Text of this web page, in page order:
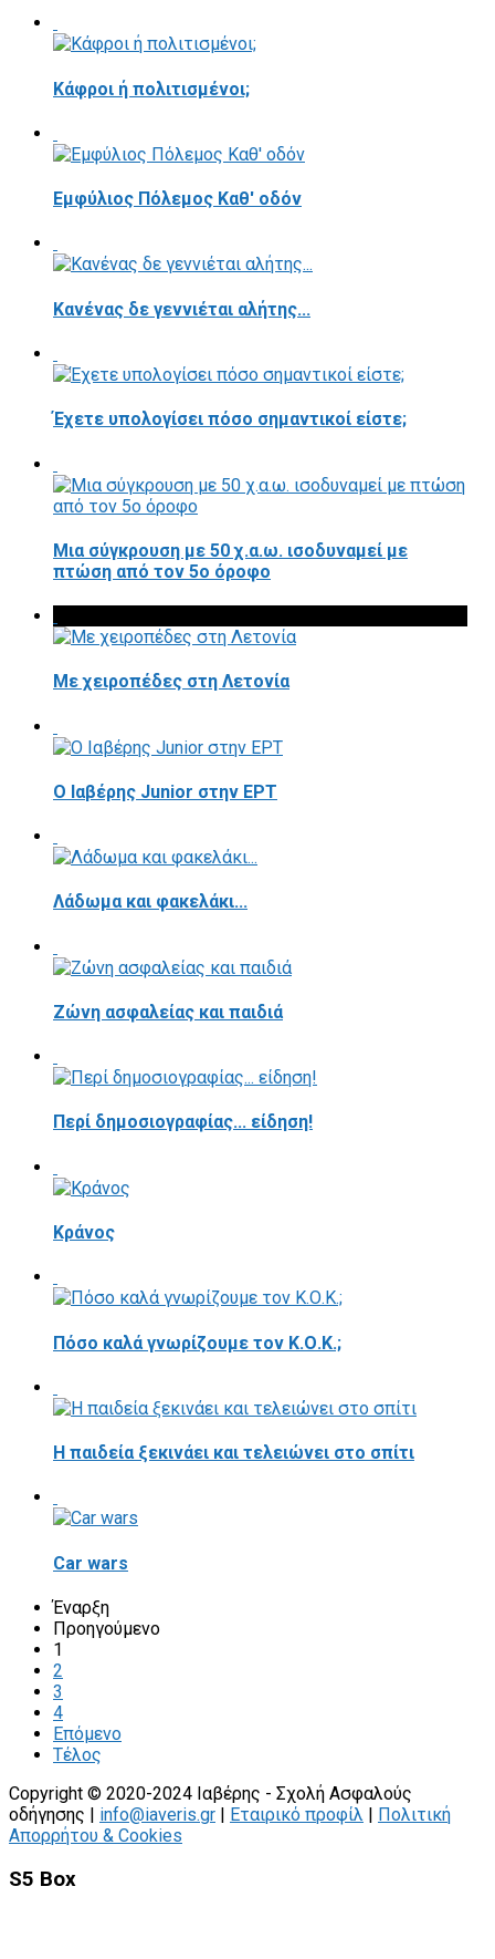
Κάφροι ή πολιτισμένοι;
Εμφύλιος Πόλεμος Καθ' οδόν
Κανένας δε γεννιέται αλήτης...
Έχετε υπολογίσει πόσο σημαντικοί είστε;
Μια σύγκρουση με 50 χ.α.ω. ισοδυναμεί με
πτώση από τον 5ο όροφο
Με χειροπέδες στη Λετονία
Ο Ιαβέρης Junior στην ΕΡΤ
Λάδωμα και φακελάκι...
Ζώνη ασφαλείας και παιδιά
Περί δημοσιογραφίας... είδηση!
Κράνος
Πόσο καλά γνωρίζουμε τον Κ.Ο.Κ.;
Η παιδεία ξεκινάει και τελειώνει στο σπίτι
Car wars
Έναρξη
Προηγούμενο
1
2
3
4
Επόμενο
Τέλος
Copyright © 2020-2024 Ιαβέρης - Σχολή Ασφαλούς
οδήγησης | info@iaveris.gr | Εταιρικό προφίλ | Πολιτική
Απορρήτου & Cookies
S5 Box